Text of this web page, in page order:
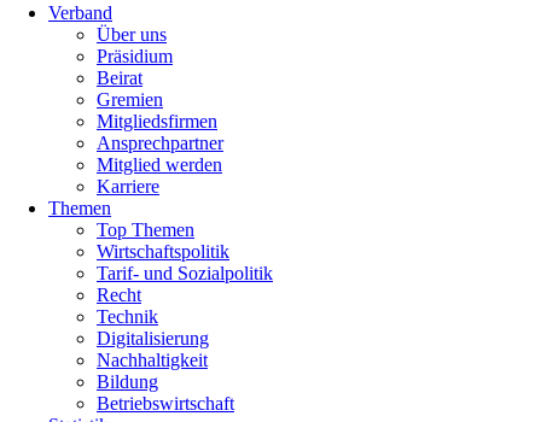
Verband
Über uns
Präsidium
Beirat
Gremien
Mitgliedsfirmen
Ansprechpartner
Mitglied werden
Karriere
Themen
Top Themen
Wirtschaftspolitik
Tarif- und Sozialpolitik
Recht
Technik
Digitalisierung
Nachhaltigkeit
Bildung
Betriebswirtschaft